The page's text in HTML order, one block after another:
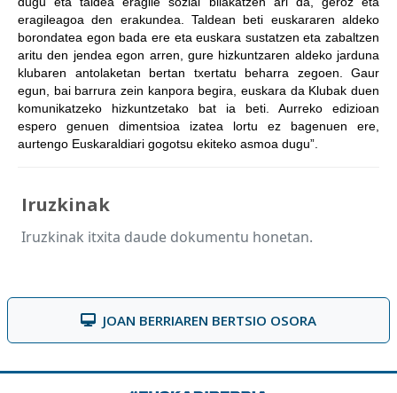
eragileagoa den erakundea. Taldean beti euskararen aldeko
borondatea egon bada ere eta euskara sustatzen eta zabaltzen
aritu den jendea egon arren, gure hizkuntzaren aldeko jarduna
klubaren antolaketan bertan txertatu beharra zegoen. Gaur
egun, bai barrura zein kanpora begira, euskara da Klubak duen
komunikatzeko hizkuntzetako bat ia beti. Aurreko edizioan
espero genuen dimentsioa izatea lortu ez bagenuen ere,
aurtengo Euskaraldiari gogotsu ekiteko asmoa dugu”.
Iruzkinak
Iruzkinak itxita daude dokumentu honetan.
JOAN BERRIAREN BERTSIO OSORA